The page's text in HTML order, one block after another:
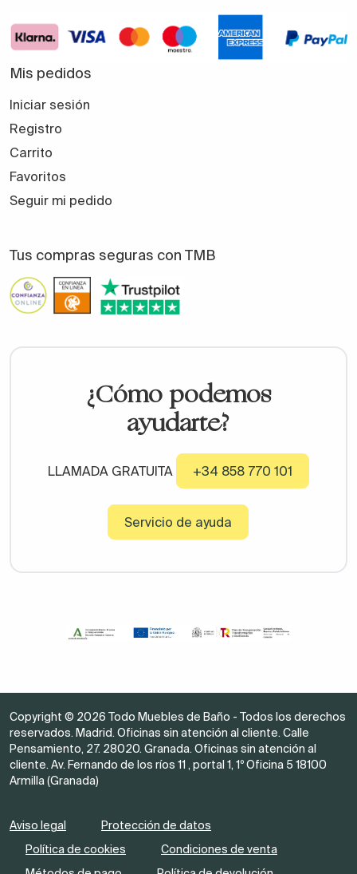
Mis pedidos
Iniciar sesión
Registro
Carrito
Favoritos
Seguir mi pedido
Tus compras seguras con TMB
¿Cómo podemos
ayudarte?
LLAMADA GRATUITA +34 858 770 101
Servicio de ayuda
Copyright © 2026 Todo Muebles de Baño - Todos los derechos
reservados. Madrid. Oficinas sin atención al cliente. Calle
Pensamiento, 27. 28020. Granada. Oficinas sin atención al
cliente. Av. Fernando de los ríos 11 , portal 1, 1º Oficina 5 18100
Armilla (Granada)
Aviso legal
Protección de datos
Política de cookies
Condiciones de venta